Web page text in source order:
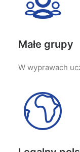
Małe grupy
W wyprawach